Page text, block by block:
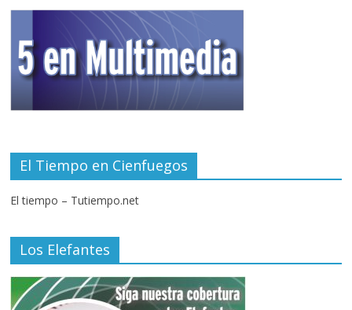
El Tiempo en Cienfuegos
El tiempo – Tutiempo.net
Los Elefantes